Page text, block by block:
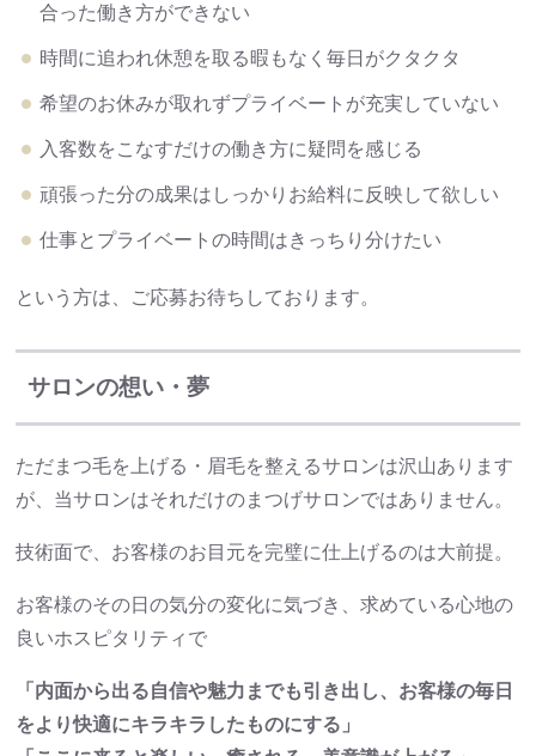
合った働き方ができない
時間に追われ休憩を取る暇もなく毎日がクタクタ
希望のお休みが取れずプライベートが充実していない
入客数をこなすだけの働き方に疑問を感じる
頑張った分の成果はしっかりお給料に反映して欲しい
仕事とプライベートの時間はきっちり分けたい
という方は、ご応募お待ちしております。
サロンの想い・夢
ただまつ毛を上げる・眉毛を整えるサロンは沢山あります
が、当サロンはそれだけのまつげサロンではありません。
技術面で、お客様のお目元を完璧に仕上げるのは大前提。
お客様のその日の気分の変化に気づき、求めている心地の
良いホスピタリティで
「内面から出る自信や魅力までも引き出し、お客様の毎日
をより快適にキラキラしたものにする」